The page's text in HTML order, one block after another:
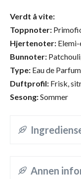
Verdt å vite:
Toppnoter:
Hjertenoter:
Bunnoter:
Type: Eau de Parfum
Duftprofil: Frisk,
Sesong:Sommer
Annen